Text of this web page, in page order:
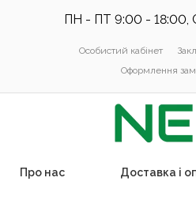
ПН - ПТ 9:00 - 18:00,
Особистий кабінет
Оформлення
Про нас Доставка і